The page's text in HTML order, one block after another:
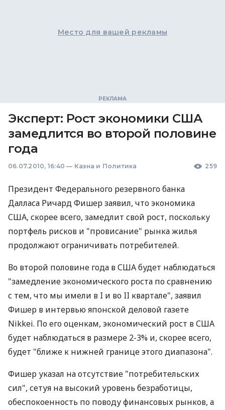
Место для вашей рекламы
Эксперт: Рост экономики США
замедлится во второй половине
года
06.07.2010, 16:40 — Казна и Политика 259
Президент Федерального резервного банка
Далласа Ричард Фишер заявил, что экономика
США, скорее всего, замедлит свой рост, поскольку
портфель рисков и "провисание" рынка жилья
продолжают ограничивать потребителей.
Во второй половине года в США будет наблюдаться
"замедление экономического роста по сравнению
с тем, что мы имели в I и во II квартале", заявил
Фишер в интервью японской деловой газете
Nikkei. По его оценкам, экономический рост в США
будет наблюдаться в размере 2-3% и, скорее всего,
будет "ближе к нижней границе этого диапазона".
Фишер указал на отсутствие "потребительских
сил", сетуя на высокий уровень безработицы,
обеспокоенность по поводу финансовых рынков, а